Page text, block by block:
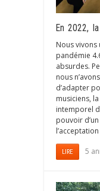
En 2022,
Nous vivons
pandémie
absurdes.
nous
d’adapter
musiciens,
intemporel
pouvoir
LIRE 5